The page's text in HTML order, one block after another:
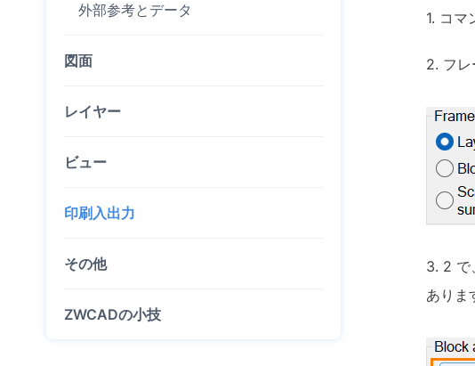
外部参考とデータ
図面
レイヤー
ビュー
印刷入出力
その他
ZWCADの小技
1. コマ
2. フレ
3. 2 で
ありま